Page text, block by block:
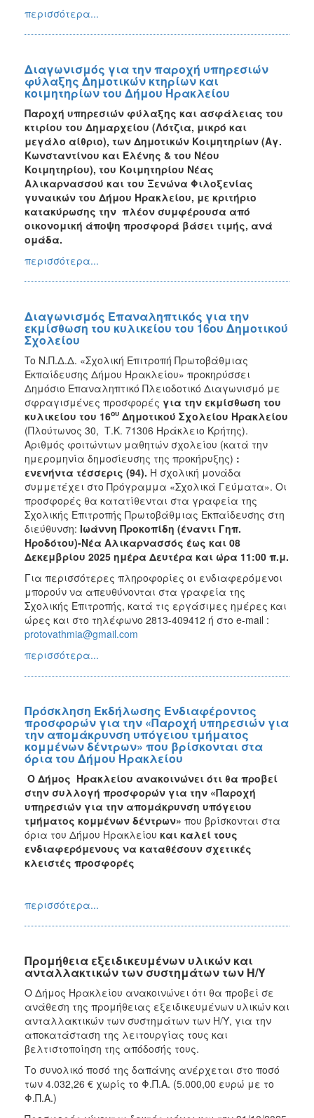
περισσότερα...
Διαγωνισμός για την παροχή υπηρεσιών
φύλαξης Δημοτικών κτηρίων και
κοιμητηρίων του Δήμου Ηρακλείου
Παροχή υπηρεσιών φύλαξης και ασφάλειας του
κτιρίου του Δημαρχείου (Λότζια, μικρό και
μεγάλο αίθριο), των Δημοτικών Κοιμητηρίων (Αγ.
Κωνσταντίνου και Ελένης & του Νέου
Κοιμητηρίου), του Κοιμητηρίου Νέας
Αλικαρνασσού και του Ξενώνα Φιλοξενίας
γυναικών του Δήμου Ηρακλείου, με κριτήριο
κατακύρωσης την πλέον συμφέρουσα από
οικονομική άποψη προσφορά βάσει τιμής, ανά
ομάδα.
περισσότερα...
Διαγωνισμός Επαναληπτικός για την
εκμίσθωση του κυλικείου του 16ου Δημοτικού
Σχολείου
To Ν.Π.Δ.Δ. «Σχολική Επιτροπή Πρωτοβάθμιας
Εκπαίδευσης Δήμου Ηρακλείου» προκηρύσσει
Δημόσιο Επαναληπτικό Πλειοδοτικό Διαγωνισμό με
σφραγισμένες προσφορές για την εκμίσθωση του
κυλικείου του 16ου Δημοτικού Σχολείου Ηρακλείου
(Πλούτωνος 30, Τ.Κ. 71306 Ηράκλειο Κρήτης).
Αριθμός φοιτώντων μαθητών σχολείου (κατά την
ημερομηνία δημοσίευσης της προκήρυξης) :
ενενήντα τέσσερις (94). Η σχολική μονάδα
συμμετέχει στο Πρόγραμμα «Σχολικά Γεύματα». Οι
προσφορές θα κατατίθενται στα γραφεία της
Σχολικής Επιτροπής Πρωτοβάθμιας Εκπαίδευσης στη
διεύθυνση: Ιωάννη Προκοπίδη (έναντι Γηπ.
Ηροδότου)-Νέα Αλικαρνασσός έως και 08
Δεκεμβρίου 2025 ημέρα Δευτέρα και ώρα 11:00 π.μ.
Για περισσότερες πληροφορίες οι ενδιαφερόμενοι
μπορούν να απευθύνονται στα γραφεία της
Σχολικής Επιτροπής, κατά τις εργάσιμες ημέρες και
ώρες και στο τηλέφωνο 2813-409412 ή στο e-mail :
protovathmia@gmail.com
περισσότερα...
Πρόσκληση Εκδήλωσης Ενδιαφέροντος
προσφορών για την «Παροχή υπηρεσιών για
την απομάκρυνση υπόγειου τμήματος
κομμένων δέντρων» που βρίσκονται στα
όρια του Δήμου Ηρακλείου
Ο Δήμος Ηρακλείου ανακοινώνει ότι θα προβεί
στην συλλογή προσφορών για την «Παροχή
υπηρεσιών για την απομάκρυνση υπόγειου
τμήματος κομμένων δέντρων» που βρίσκονται στα
όρια του Δήμου Ηρακλείου και καλεί τους
ενδιαφερόμενους να καταθέσουν σχετικές
κλειστές προσφορές
περισσότερα...
Προμήθεια εξειδικευμένων υλικών και
ανταλλακτικών των συστημάτων των Η/Υ
Ο Δήμος Ηρακλείου ανακοινώνει ότι θα προβεί σε
ανάθεση της προμήθειας εξειδικευμένων υλικών και
ανταλλακτικών των συστημάτων των Η/Υ, για την
αποκατάσταση της λειτουργίας τους και
βελτιστοποίηση της απόδοσής τους.
Το συνολικό ποσό της δαπάνης ανέρχεται στο ποσό
των 4.032,26 € χωρίς το Φ.Π.Α. (5.000,00 ευρώ με το
Φ.Π.Α.)